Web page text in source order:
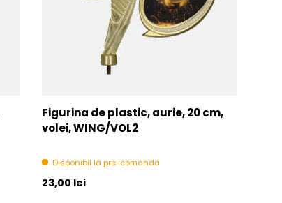
Figurina de plastic, aurie, 20 cm,
volei, WING/VOL2
Disponibil la pre-comanda
Pret initial
23,00 lei